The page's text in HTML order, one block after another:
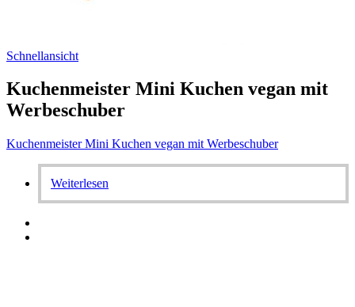
Schnellansicht
Kuchenmeister Mini Kuchen vegan mit
Werbeschuber
Kuchenmeister Mini Kuchen vegan mit Werbeschuber
Weiterlesen